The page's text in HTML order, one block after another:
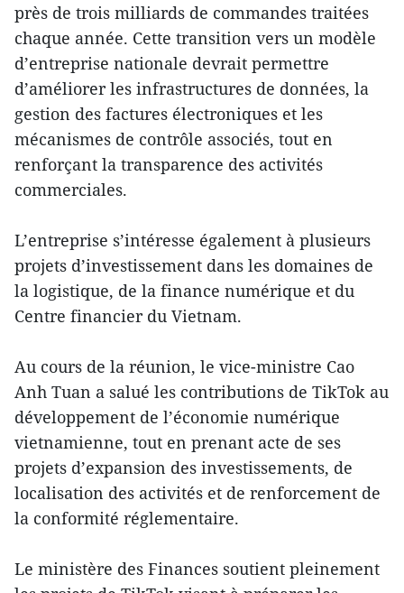
près de trois milliards de commandes traitées
chaque année. Cette transition vers un modèle
d’entreprise nationale devrait permettre
d’améliorer les infrastructures de données, la
gestion des factures électroniques et les
mécanismes de contrôle associés, tout en
renforçant la transparence des activités
commerciales.
L’entreprise s’intéresse également à plusieurs
projets d’investissement dans les domaines de
la logistique, de la finance numérique et du
Centre financier du Vietnam.
Au cours de la réunion, le vice-ministre Cao
Anh Tuan a salué les contributions de TikTok au
développement de l’économie numérique
vietnamienne, tout en prenant acte de ses
projets d’expansion des investissements, de
localisation des activités et de renforcement de
la conformité réglementaire.
Le ministère des Finances soutient pleinement